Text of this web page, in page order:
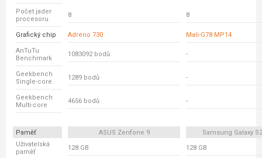
Počet jader
procesoru
8 8
Grafický chip Adreno 730 Mali-G78 MP14
AnTuTu
Benchmark
1083092 bodů -
Geekbench
Single-core
1289 bodů -
Geekbench
Multi-core
4656 bodů -
Paměť ASUS Zenfone 9
Samsung Galaxy
Uživatelská
paměť
128 GB 128 GB